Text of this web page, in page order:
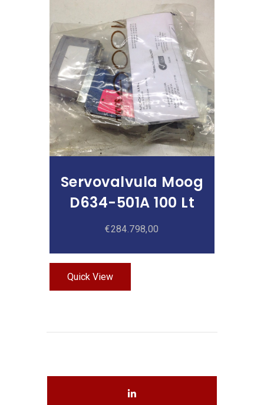
Añadir Al Carrito
Servovalvula Moog
D634-501A 100 Lt
€284.798,00
Quick View